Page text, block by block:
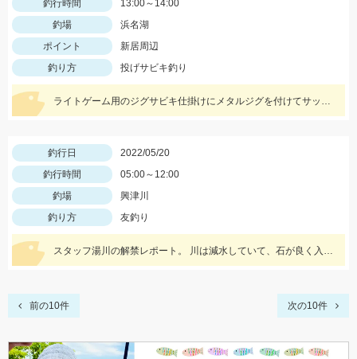
釣行時間
13:00～14:00
釣場
浜名湖
ポイント
新居周辺
釣り方
投げサビキ釣り
ライトゲーム用のジグサビキ仕掛けにメタルジグを付けてサッパやイワシ、コサバなどがお手軽に狙えますよ♪
釣行日
2022/05/20
釣行時間
05:00～12:00
釣場
興津川
釣り方
友釣り
スタッフ湯川の解禁レポート。 川は減水していて、石が良く入っている波立ちあるポイントがオススメ
前の10件 次の10件